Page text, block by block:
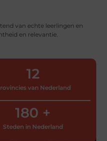
van echte leerlingen en
en relevantie.
van Nederland
12
Steden in Nederland
180 +